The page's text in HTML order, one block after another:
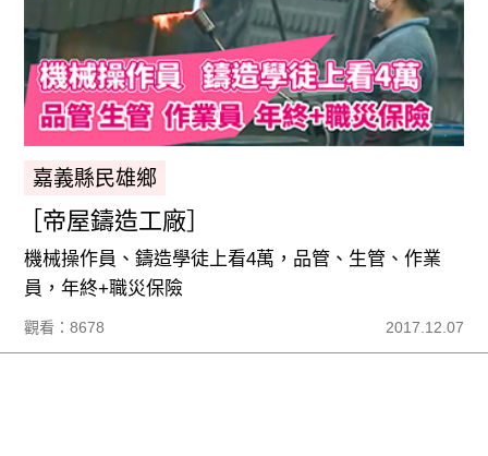
嘉義縣民雄鄉
［帝屋鑄造工廠］
機械操作員、鑄造學徒上看4萬，品管、生管、作業
員，年終+職災保險
觀看：8678 2017.12.07